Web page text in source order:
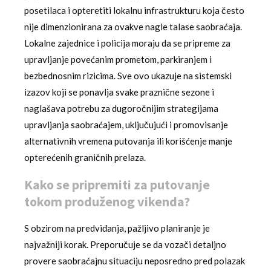
posetilaca i opteretiti lokalnu infrastrukturu koja često
nije dimenzionirana za ovakve nagle talase saobraćaja.
Lokalne zajednice i policija moraju da se pripreme za
upravljanje povećanim prometom, parkiranjem i
bezbednosnim rizicima. Sve ovo ukazuje na sistemski
izazov koji se ponavlja svake praznične sezone i
naglašava potrebu za dugoročnijim strategijama
upravljanja saobraćajem, uključujući i promovisanje
alternativnih vremena putovanja ili korišćenje manje
opterećenih graničnih prelaza.
Kako se pripremiti za putovanje
tokom produženog vikenda?
S obzirom na predviđanja, pažljivo planiranje je
najvažniji korak. Preporučuje se da vozači detaljno
provere saobraćajnu situaciju neposredno pred polazak